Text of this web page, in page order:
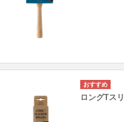
ロングTス